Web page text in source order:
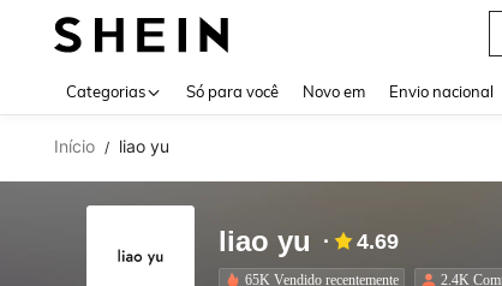
Categorias Só para você Novo em Envio nacional
Início / liao yu
liao yu 4.69
65K Vendido recentemente 2.4K